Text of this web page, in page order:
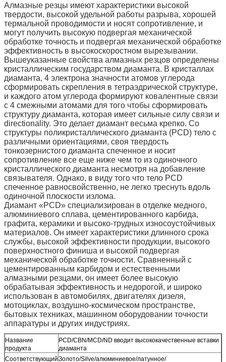
Алмазные резцы имеют характеристики высокой
твердости, высокой удельной работы разрыва, хорошей
термальной проводимости и носят сопротивление, и
могут получить высокую подвергая механической
обработке точность и подвергая механической обработке
эффективность в высокоскоростном вырезывании.
Вышеуказанные свойства алмазных резцов определены
кристаллическим государством диаманта. В кристаллах
диаманта, 4 электрона значности атомов углерода
сформировать скрепления в тетраэдрической структуре,
и каждого атом углерода формируют ковалентные связи
с 4 смежными атомами для того чтобы сформировать
структуру диаманта, которая имеет сильные силу связи и
directionality. Это делает диамант весьма крепко. Со
структуры поликристаллического диаманта (PCD) тело с
различными ориентациями, своя твердость
тонкозернистого диаманта спеченное и носит
сопротивление все еще ниже чем то из одиночного
кристаллического диаманта несмотря на добавление
связывателя. Однако, в виду того что тело PCD
спеченное равносвойственно, не легко треснуть вдоль
одиночной плоскости излома.
Диамант «PCD» специализирован в отделке медного,
алюминиевого сплава, цементированного карбида,
графита, керамики и высоко-трудных износоустойчивых
материалов. Он имеет характеристики длинного срока
службы, высокой эффективности продукции, высокого
поверхностного финиша и высокой подвергая
механической обработке точности. Сравненный с
цементированным карбидом и естественными
алмазными резцами, он имеет более высокую
обрабатывая эффективность и недорогой, и широко
использован в автомобилях, двигателях дизеля,
мотоциклах, воздушно-космическом пространстве,
бытовых техниках, машинном оборудовании точности
аппаратуры и других индустриях.
Название
продукта
PCD/CBN/MCD/ND вводит высококачественные вставки
диаманта
СоответствующийЗолото/Silve/алюминиевое/латунное/